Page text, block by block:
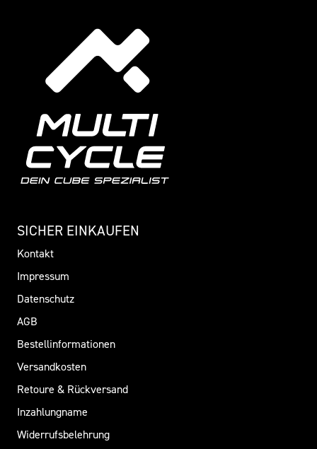
SICHER EINKAUFEN
Kontakt
Impressum
Datenschutz
AGB
Bestellinformationen
Versandkosten
Retoure & Rückversand
Inzahlungname
Widerrufsbelehrung